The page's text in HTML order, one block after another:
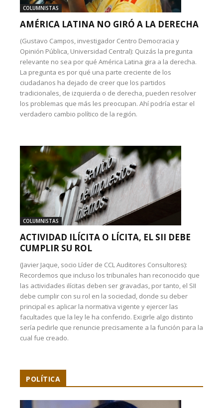
COLUMNISTAS
AMÉRICA LATINA NO GIRÓ A LA DERECHA
(Gustavo Campos, investigador Centro Democracia y
Opinión Pública, Universidad Central): Quizás la pregunta
relevante no sea por qué América Latina gira a la derecha.
La pregunta es por qué una parte creciente de los
ciudadanos ha dejado de creer que los partidos
tradicionales, de izquierda o de derecha, pueden resolver
los problemas que más les preocupan. Ahí podría estar el
verdadero cambio político de la región.
COLUMNISTAS
ACTIVIDAD ILÍCITA O LÍCITA, EL SII DEBE
CUMPLIR SU ROL
(Javier Jaque, socio Líder de CCL Auditores Consultores):
Recordemos que incluso los tribunales han reconocido que
las actividades ilícitas deben ser gravadas, por tanto, el SII
debe cumplir con su rol en la sociedad, donde su deber
principal es aplicar la normativa vigente y ejercer las
facultades que la ley le ha conferido. Exigirle algo distinto
sería pedirle que renuncie precisamente a la función para la
cual fue creado.
POLÍTICA